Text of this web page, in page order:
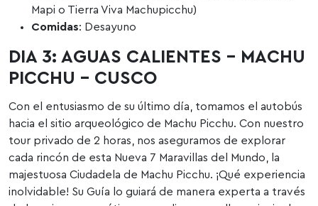
Mapi o Tierra Viva Machupicchu)
Comidas: Desayuno
DIA 3: AGUAS CALIENTES – MACHU
PICCHU – CUSCO
Con el entusiasmo de su último día, tomamos el autobús
hacia el sitio arqueológico de Machu Picchu. Con nuestro
tour privado de 2 horas, nos aseguramos de explorar
cada rincón de esta Nueva 7 Maravillas del Mundo, la
majestuosa Ciudadela de Machu Picchu. ¡Qué experiencia
inolvidable! Su Guía lo guiará de manera experta a través